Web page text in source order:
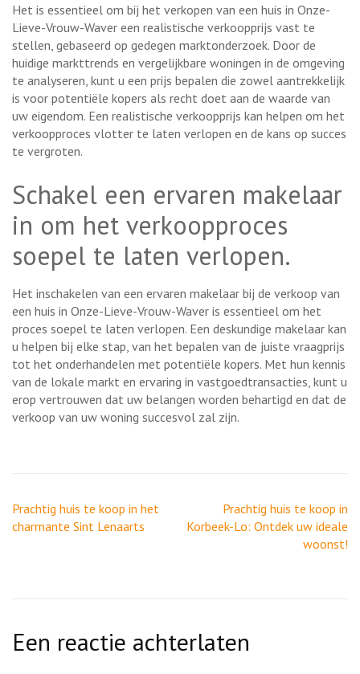
Het is essentieel om bij het verkopen van een huis in Onze-
Lieve-Vrouw-Waver een realistische verkoopprijs vast te
stellen, gebaseerd op gedegen marktonderzoek. Door de
huidige markttrends en vergelijkbare woningen in de omgeving
te analyseren, kunt u een prijs bepalen die zowel aantrekkelijk
is voor potentiële kopers als recht doet aan de waarde van
uw eigendom. Een realistische verkoopprijs kan helpen om het
verkoopproces vlotter te laten verlopen en de kans op succes
te vergroten.
Schakel een ervaren makelaar
in om het verkoopproces
soepel te laten verlopen.
Het inschakelen van een ervaren makelaar bij de verkoop van
een huis in Onze-Lieve-Vrouw-Waver is essentieel om het
proces soepel te laten verlopen. Een deskundige makelaar kan
u helpen bij elke stap, van het bepalen van de juiste vraagprijs
tot het onderhandelen met potentiële kopers. Met hun kennis
van de lokale markt en ervaring in vastgoedtransacties, kunt u
erop vertrouwen dat uw belangen worden behartigd en dat de
verkoop van uw woning succesvol zal zijn.
Berichtnavigatie
Prachtig huis te koop in het
charmante Sint Lenaarts
Prachtig huis te koop in
Korbeek-Lo: Ontdek uw ideale
woonst!
Een reactie achterlaten